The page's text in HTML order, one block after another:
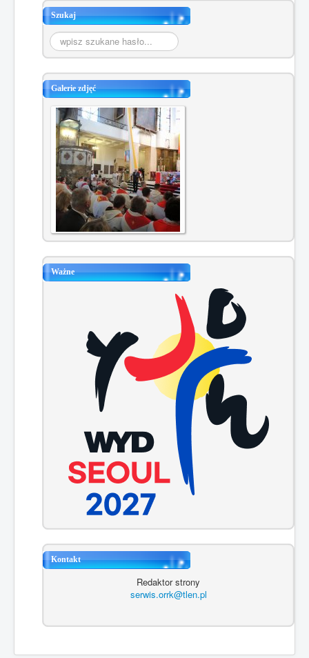
Szukaj
Szukaj...
Galerie zdjęć
Ważne
Kontakt
Redaktor strony
serwis.orrk@tlen.pl